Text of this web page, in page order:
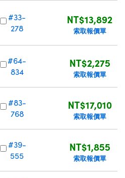
#33-
278
NT$13,892
索取報價單
#64-
834
NT$2,275
索取報價單
#83-
768
NT$17,010
索取報價單
#39-
555
NT$1,855
索取報價單